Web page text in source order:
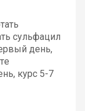
сульфацил
день,
курс 5-7